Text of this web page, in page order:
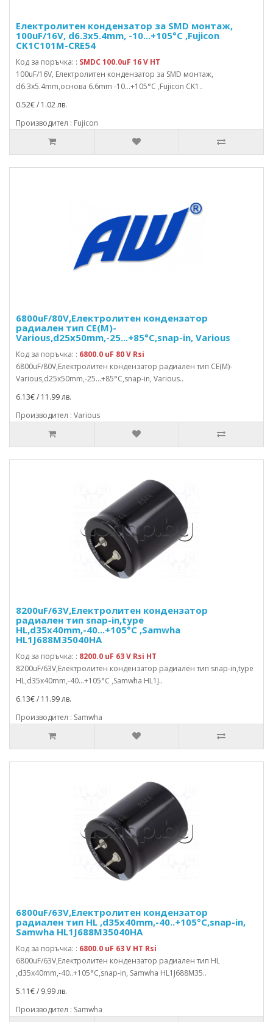
Електролитен кондензатор за SMD монтаж,
100uF/16V, d6.3x5.4mm, -10...+105°C ,Fujicon
CK1C101M-CRE54
Код за поръчка: : SMDC 100.0uF 16 V HT
100uF/16V, Електролитен кондензатор за SMD монтаж,
d6.3x5.4mm,основа 6.6mm -10...+105°C ,Fujicon CK1..
0.52€ / 1.02 лв.
Производител : Fujicon
6800uF/80V,Електролитен кондензатор
радиален тип CE(M)-
Various,d25x50mm,-25...+85°C,snap-in, Various
Код за поръчка: : 6800.0 uF 80 V Rsi
6800uF/80V,Електролитен кондензатор радиален тип CE(M)-
Various,d25x50mm,-25...+85°C,snap-in, Various..
6.13€ / 11.99 лв.
Производител : Various
8200uF/63V,Електролитен кондензатор
радиален тип snap-in,type
HL,d35x40mm,-40...+105°C ,Samwha
HL1J688M35040HA
Код за поръчка: : 8200.0 uF 63 V Rsi HT
8200uF/63V,Електролитен кондензатор радиален тип snap-in,type
HL,d35x40mm,-40...+105°C ,Samwha HL1J..
6.13€ / 11.99 лв.
Производител : Samwha
6800uF/63V,Електролитен кондензатор
радиален тип HL ,d35x40mm,-40..+105°C,snap-in,
Samwha HL1J688M35040HA
Код за поръчка: : 6800.0 uF 63 V HT Rsi
6800uF/63V,Електролитен кондензатор радиален тип HL
,d35x40mm,-40..+105°C,snap-in, Samwha HL1J688M35..
5.11€ / 9.99 лв.
Производител : Samwha